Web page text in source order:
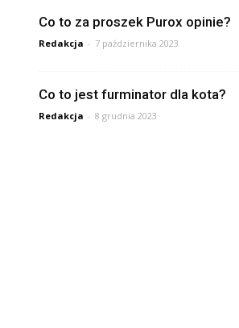
Co to za proszek Purox opinie?
Redakcja - 7 października 2023
Co to jest furminator dla kota?
Redakcja - 8 grudnia 2023